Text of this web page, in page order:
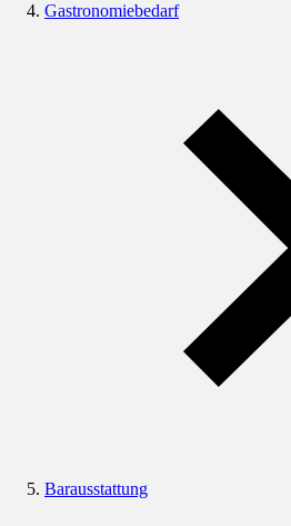
Gastronomiebedarf
Barausstattung